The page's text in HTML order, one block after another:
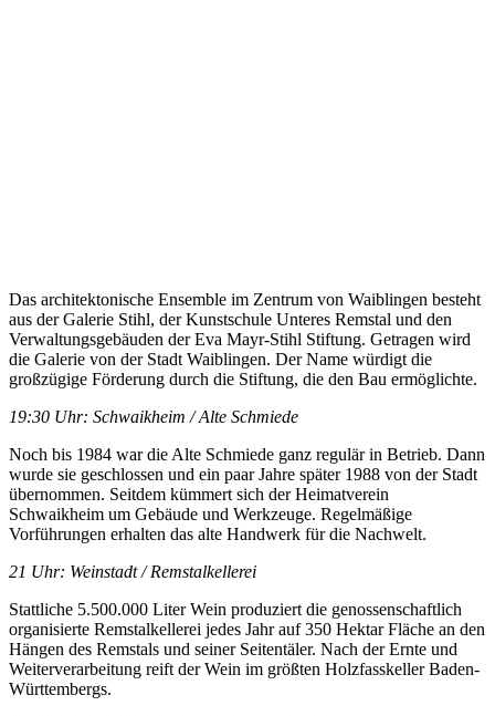
Das architektonische Ensemble im Zentrum von Waiblingen besteht
aus der Galerie Stihl, der Kunstschule Unteres Remstal und den
Verwaltungsgebäuden der Eva Mayr-Stihl Stiftung. Getragen wird
die Galerie von der Stadt Waiblingen. Der Name würdigt die
großzügige Förderung durch die Stiftung, die den Bau ermöglichte.
19:30 Uhr: Schwaikheim / Alte Schmiede
Noch bis 1984 war die Alte Schmiede ganz regulär in Betrieb. Dann
wurde sie geschlossen und ein paar Jahre später 1988 von der Stadt
übernommen. Seitdem kümmert sich der Heimatverein
Schwaikheim um Gebäude und Werkzeuge. Regelmäßige
Vorführungen erhalten das alte Handwerk für die Nachwelt.
21 Uhr: Weinstadt / Remstalkellerei
Stattliche 5.500.000 Liter Wein produziert die genossenschaftlich
organisierte Remstalkellerei jedes Jahr auf 350 Hektar Fläche an den
Hängen des Remstals und seiner Seitentäler. Nach der Ernte und
Weiterverarbeitung reift der Wein im größten Holzfasskeller Baden-
Württembergs.